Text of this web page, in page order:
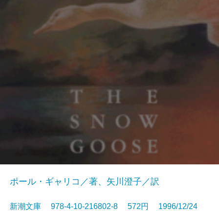
ポール・ギャリコ／著、矢川澄子／訳
新潮文庫 978-4-10-216802-8 572円 1996/12/24